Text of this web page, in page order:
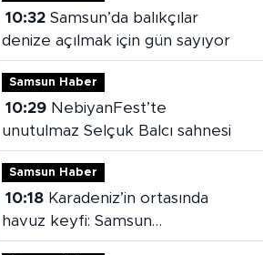
10:32Samsun’da balıkçılar
denize açılmak için gün sayıyor
Samsun Haber
10:29NebiyanFest’te
unutulmaz Selçuk Balcı sahnesi
Samsun Haber
10:18Karadeniz’in ortasında
havuz keyfi: Samsun
sahillerindeki koylar ilgi görüyor